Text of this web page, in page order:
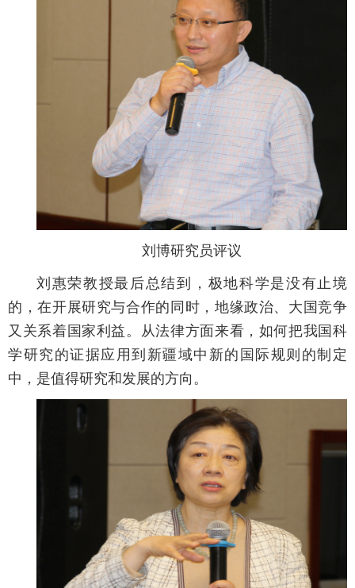
刘博研究员评议
刘惠荣教授最后总结到，极地科学是没有止境
的，在开展研究与合作的同时，地缘政治、大国竞争
又关系着国家利益。从法律方面来看，如何把我国科
学研究的证据应用到新疆域中新的国际规则的制定
中，是值得研究和发展的方向。